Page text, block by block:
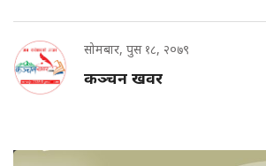
सोमबार, पुस १८, २०७९
कञ्चन खवर